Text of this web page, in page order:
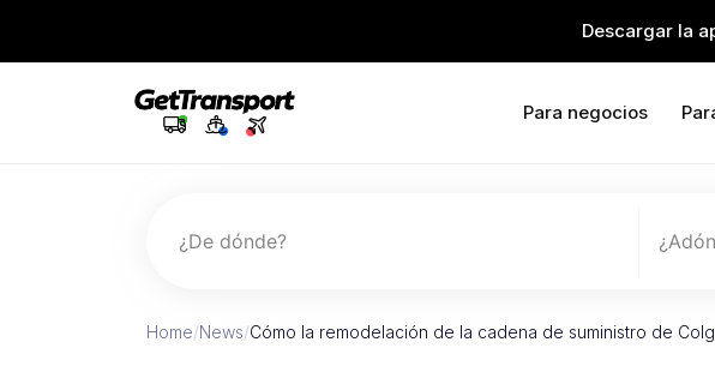
Descargar la
Para negocios
¿De dónde?
Home/News/Cómo la remodelación de la cadena de suministro de